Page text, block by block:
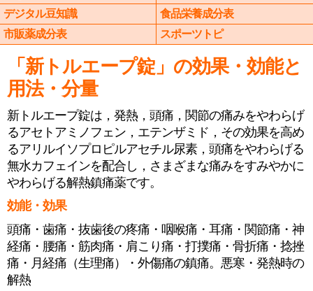
デジタル豆知識
食品栄養成分表
市販薬成分表
スポーツトピ
「新トルエープ錠」の効果・効能と
用法・分量
新トルエープ錠は，発熱，頭痛，関節の痛みをやわらげ
るアセトアミノフェン，エテンザミド，その効果を高め
るアリルイソプロピルアセチル尿素，頭痛をやわらげる
無水カフェインを配合し，さまざまな痛みをすみやかに
やわらげる解熱鎮痛薬です。
効能・効果
頭痛・歯痛・抜歯後の疼痛・咽喉痛・耳痛・関節痛・神
経痛・腰痛・筋肉痛・肩こり痛・打撲痛・骨折痛・捻挫
痛・月経痛（生理痛）・外傷痛の鎮痛。悪寒・発熱時の
解熱